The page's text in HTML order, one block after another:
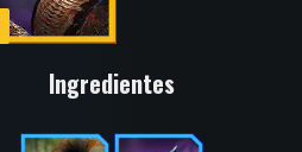
Ingredientes